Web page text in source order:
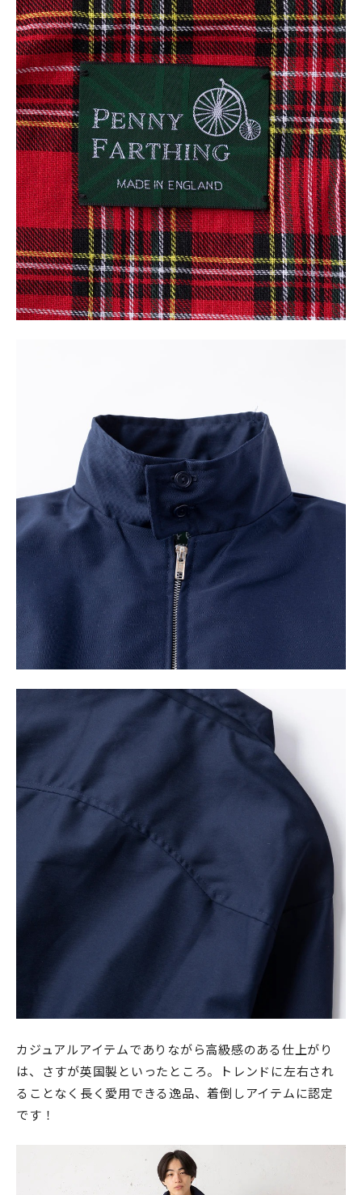
カジュアルアイテムでありながら高級感のある仕上がり
は、さすが英国製といったところ。トレンドに左右され
ることなく長く愛用できる逸品、着倒しアイテムに認定
です！